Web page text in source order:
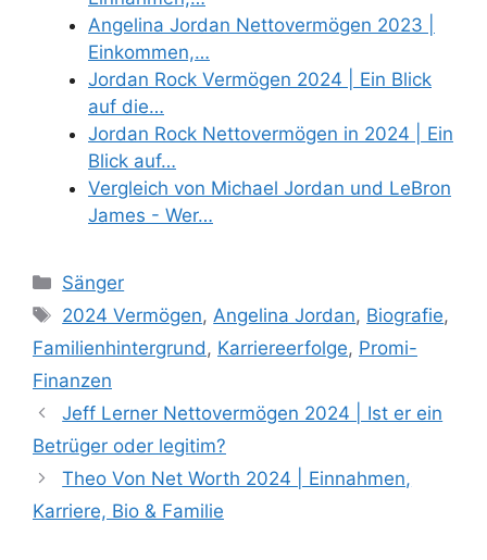
Angelina Jordan Nettovermögen 2023 |
Einkommen,…
Jordan Rock Vermögen 2024 | Ein Blick
auf die…
Jordan Rock Nettovermögen in 2024 | Ein
Blick auf…
Vergleich von Michael Jordan und LeBron
James - Wer…
Categories
Sänger
Tags
2024 Vermögen,Angelina Jordan, Biografie,
Familienhintergrund, Karriereerfolge, Promi-
Finanzen
Jeff Lerner Nettovermögen 2024 | Ist er ein
Betrüger oder legitim?
Theo Von Net Worth 2024 | Einnahmen,
Karriere, Bio & Familie